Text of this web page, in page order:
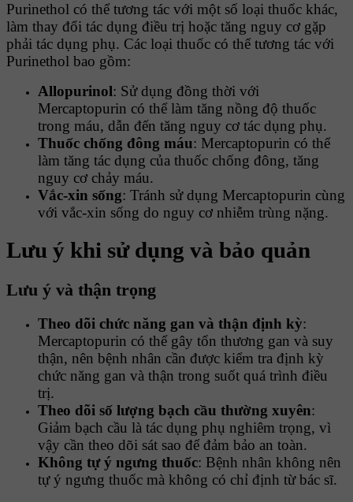
Purinethol có thể tương tác với một số loại thuốc khác,
làm thay đổi tác dụng điều trị hoặc tăng nguy cơ gặp
phải tác dụng phụ. Các loại thuốc có thể tương tác với
Purinethol bao gồm:
Allopurinol: Sử dụng đồng thời với
Mercaptopurin có thể làm tăng nồng độ thuốc
trong máu, dẫn đến tăng nguy cơ tác dụng phụ.
Thuốc chống đông máu: Mercaptopurin có thể
làm tăng tác dụng của thuốc chống đông, tăng
nguy cơ chảy máu.
Vắc-xin sống: Tránh sử dụng Mercaptopurin cùng
với vắc-xin sống do nguy cơ nhiễm trùng nặng.
Lưu ý khi sử dụng và bảo quản
Lưu ý và thận trọng
Theo dõi chức năng gan và thận định kỳ:
Mercaptopurin có thể gây tổn thương gan và suy
thận, nên bệnh nhân cần được kiểm tra định kỳ
chức năng gan và thận trong suốt quá trình điều
trị.
Theo dõi số lượng bạch cầu thường xuyên:
Giảm bạch cầu là tác dụng phụ nghiêm trọng, vì
vậy cần theo dõi sát sao để đảm bảo an toàn.
Không tự ý ngưng thuốc: Bệnh nhân không nên
tự ý ngưng thuốc mà không có chỉ định từ bác sĩ.